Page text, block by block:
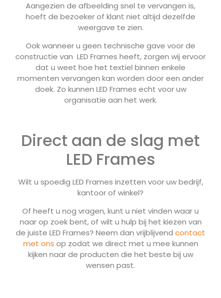
Aangezien de afbeelding snel te vervangen is,
hoeft de bezoeker of klant niet altijd dezelfde
weergave te zien.
Ook wanneer u geen technische gave voor de
constructie van LED Frames heeft, zorgen wij ervoor
dat u weet hoe het textiel binnen enkele
momenten vervangen kan worden door een ander
doek. Zo kunnen LED Frames echt voor uw
organisatie aan het werk.
Direct aan de slag met
LED Frames
Wilt u spoedig LED Frames inzetten voor uw bedrijf,
kantoor of winkel?
Of heeft u nog vragen, kunt u niet vinden waar u
naar op zoek bent, of wilt u hulp bij het kiezen van
de juiste LED Frames? Neem dan vrijblijvend contact
met ons op zodat we direct met u mee kunnen
kijken naar de producten die het beste bij uw
wensen past.